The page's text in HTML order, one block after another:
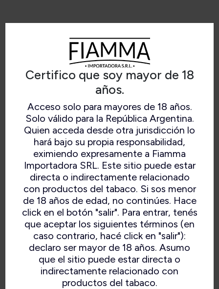
Certifico que soy mayor de 18
años.
Acceso solo para mayores de 18 años.
Solo válido para la República Argentina.
Quien acceda desde otra jurisdicción lo
hará bajo su propia responsabilidad,
eximiendo expresamente a Fiamma
Importadora SRL. Este sitio puede estar
directa o indirectamente relacionado
con productos del tabaco. Si sos menor
de 18 años de edad, no continúes. Hace
click en el botón "salir". Para entrar, tenés
que aceptar los siguientes términos (en
caso contrario, hacé click en "salir"):
declaro ser mayor de 18 años. Asumo
que el sitio puede estar directa o
indirectamente relacionado con
productos del tabaco.
143 mm
Peso
36 gramos
44 mm
Ancho del cuenco
38 mm
Profundidad de la
cámara
33 mm
Ancho de la cámara
20 mm
Material del tallo
Vulcanita
Filtro
Ninguno
Forma
Manzana
Acabado
Rústico
Brezo